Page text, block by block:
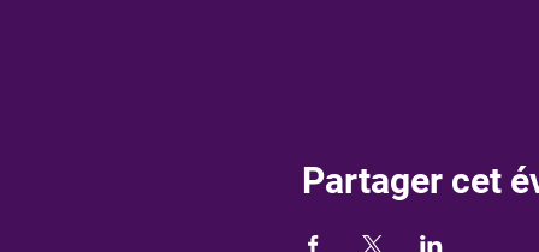
Partager cet